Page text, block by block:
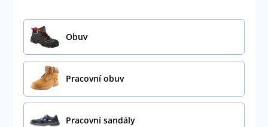
Obuv
Pracovní obuv
Pracovní sandály